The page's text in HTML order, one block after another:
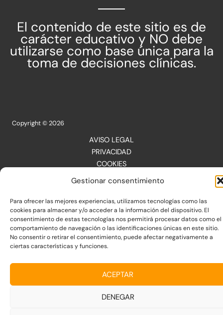
Gestionar consentimiento
Para ofrecer las mejores experiencias, utilizamos tecnologías como las
cookies para almacenar y/o acceder a la información del dispositivo. El
consentimiento de estas tecnologías nos permitirá procesar datos como el
comportamiento de navegación o las identificaciones únicas en este sitio.
No consentir o retirar el consentimiento, puede afectar negativamente a
ciertas características y funciones.
ACEPTAR
DENEGAR
El contenido de este sitio es de
carácter educativo y NO debe
utilizarse como base única para la
toma de decisiones clínicas.
Copyright © 2026
AVISO LEGAL
PRIVACIDAD
COOKIES